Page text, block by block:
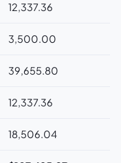
12,337.36
3,500.00
39,655.80
12,337.36
18,506.04